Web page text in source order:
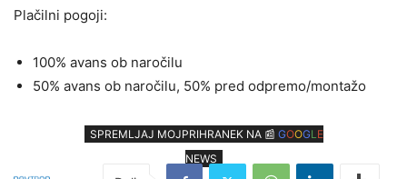
Plačilni pogoji:
100% avans ob naročilu
50% avans ob naročilu, 50% pred odpremo/montažo
SPREMLJAJ MOJPRIHRANEK NA 📰 GOOGL E
NEWS